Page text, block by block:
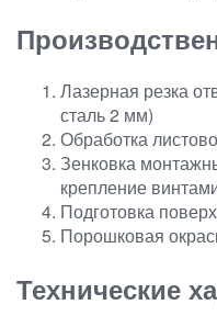
Лазерная резка
сталь 2 мм)
Обработка
Зенковка
крепление
Подготовка
Порошковая
Технические